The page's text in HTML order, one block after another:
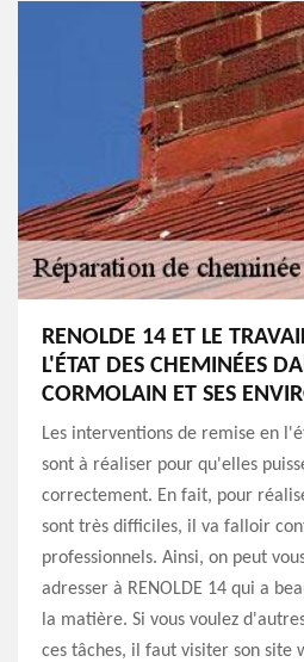
RENOLDE 14 ET LE
L'ÉTAT DES CHEMINÉES
CORMOLAIN ET SES
Les interventions de remise en
sont à réaliser pour qu'elles
correctement. En fait, pour
sont très difficiles, il va falloir
professionnels. Ainsi, on peut
adresser à RENOLDE 14 qui a
la matière. Si vous voulez
ces tâches, il faut visiter son site